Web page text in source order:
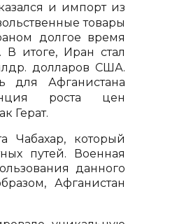
и импорт из
товары
долгое время
В итоге, Иран стал
долларов США.
для Афганистана
роста цен
Герат.
Чабахар, который
путей. Военная
данного
Афганистан